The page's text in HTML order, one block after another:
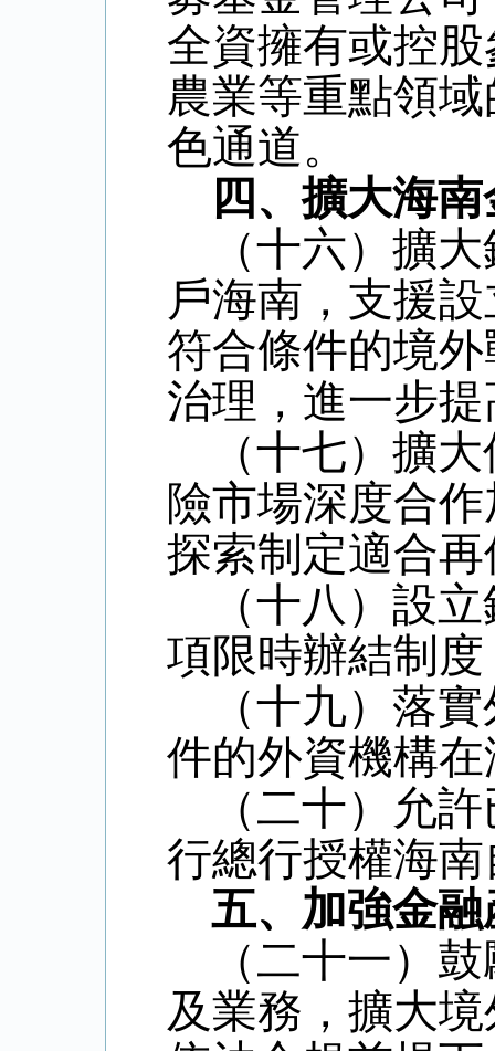
全資擁有或控
農業等重點領
色通道。
四、擴大海
（十六）擴
戶海南，支援
符合條件的境
治理，進一步
（十七）擴
險市場深度合
探索制定適合
（十八）設
項限時辦結制
（十九）落
件的外資機構
（二十）允
行總行授權海
五、加強金
（二十一）
及業務，擴大